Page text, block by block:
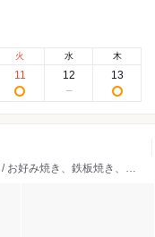
火
11
水
12
木
13
/ お好み焼き、鉄板焼き、 ステ